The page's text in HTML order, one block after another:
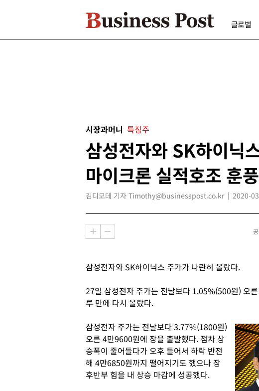
글로벌
시장과머니 특징주
삼성전자와 SK하이닉
마이크론 실적호조 훈
김디모데 기자 Timothy@businesspost.co.kr 2020-
삼성전자와 SK하이닉스 주가가 나란히 올랐다.
27일 삼성전자 주가는 전날보다 1.05%(500원) 오
루 만에 다시 올랐다.
삼성전자 주가는 전날보다 3.77%(1800원)
오른 4만9600원에 장을 출발했다. 점차 상
승폭이 줄어들다가 오후 들어서 하락 반전
해 4만6850원까지 떨어지기도 했으나 장
후반부 힘을 내 상승 마감에 성공했다.